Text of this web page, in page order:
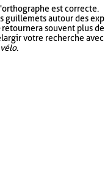
est correcte.
guillemets autour des
retournera souvent plus
votre recherche avec
.